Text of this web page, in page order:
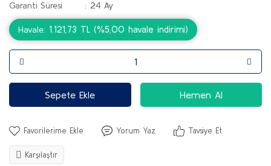
Garanti Süresi
24 Ay
Havale 1.121,73 TL (%5,00 havale indirimi)
Sepete Ekle Hemen Al
Yorum Yaz Tavsiye Et
Karşılaştır